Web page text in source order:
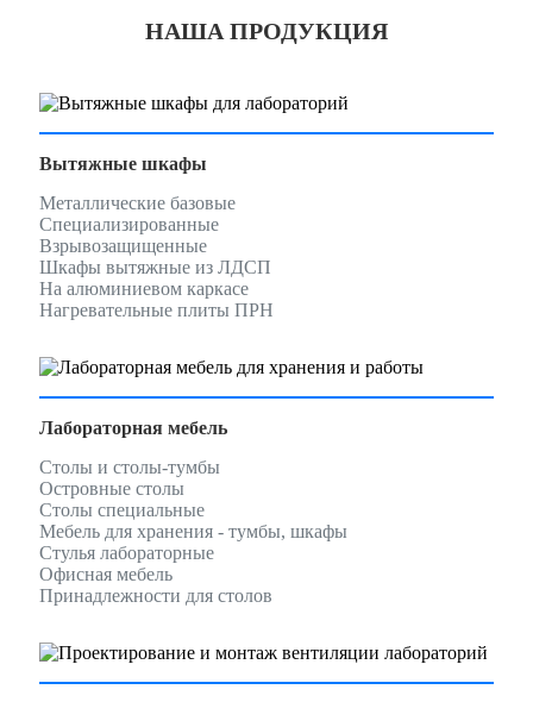
НАША ПРОДУКЦИЯ
Вытяжные шкафы
Металлические базовые
Специализированные
Взрывозащищенные
Шкафы вытяжные из ЛДСП
На алюминиевом каркасе
Нагревательные плиты ПРН
Лабораторная мебель
Столы и столы-тумбы
Островные столы
Столы специальные
Мебель для хранения - тумбы, шкафы
Стулья лабораторные
Офисная мебель
Принадлежности для столов